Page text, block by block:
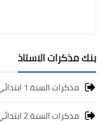
بنك مذكرات الاستاذ
مذكرات السنة 1 ابتدائي
مذكرات السنة 2 ابتدائي